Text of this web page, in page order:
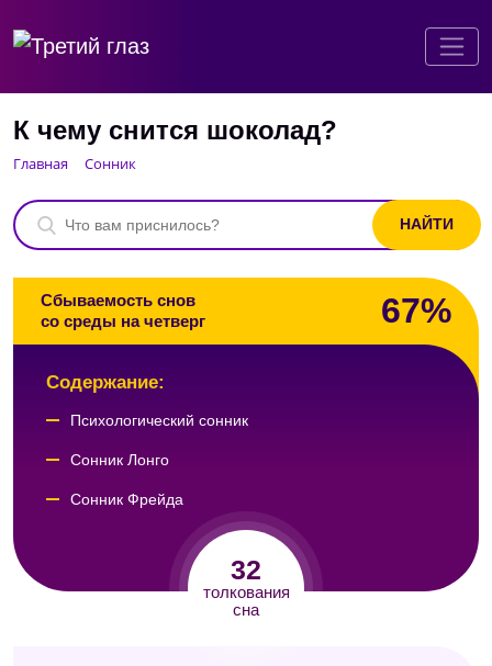
К чему снится шоколад?
Главная Сонник
Сбываемость снов
со среды на четверг
67%
32
толкования
сна
Содержание:
Психологический сонник
Сонник Лонго
Сонник Фрейда
Сонник сексуальных снов
Сонник целительницы Федоровской